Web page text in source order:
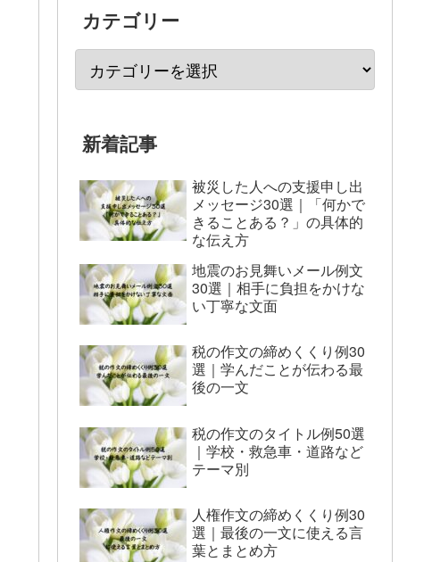
カテゴリー
新着記事
被災した人への支援申し出
メッセージ30選｜「何かで
きることある？」の具体的
な伝え方
地震のお見舞いメール例文
30選｜相手に負担をかけな
い丁寧な文面
税の作文の締めくくり例30
選｜学んだことが伝わる最
後の一文
税の作文のタイトル例50選
｜学校・救急車・道路など
テーマ別
人権作文の締めくくり例30
選｜最後の一文に使える言
葉とまとめ方